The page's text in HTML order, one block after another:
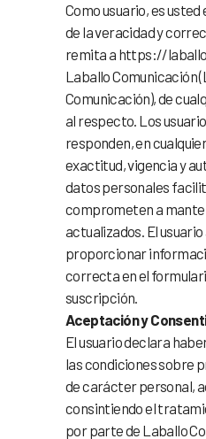
Como usuario, es
de la veracidad y
remita a https://
Laballo Comunicación
Comunicación), de
al respecto. Los
responden, en
exactitud, vigencia y
datos personales
comprometen a
actualizados. El
proporcionar
correcta en el
suscripción.
Aceptación y
El usuario declara
las condiciones sobre
de carácter personal,
consintiendo el
por parte de Laballo